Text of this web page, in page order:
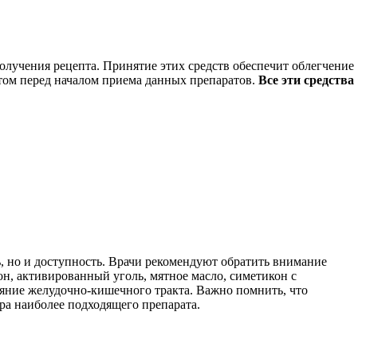
рецепта. Принятие этих средств обеспечит облегчение
перед началом приема данных препаратов. Все эти средства
но и доступность. Врачи рекомендуют обратить внимание
активированный уголь, мятное масло, симетикон с
желудочно-кишечного тракта. Важно помнить, что
наиболее подходящего препарата.